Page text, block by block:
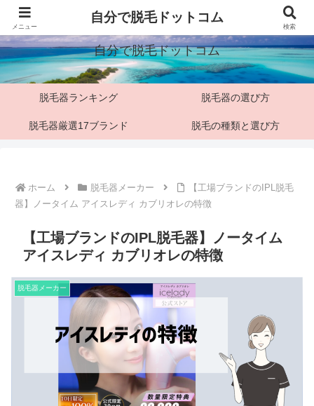
「脱毛マニア」僕の脱毛検証ブログ
自分で脱毛ドットコム
脱毛器ランキング 脱毛器の選び方
脱毛器厳選17ブランド 脱毛の種類と選び方
ホーム 脱毛器メーカー
【工場ブランドのIPL脱毛
器】ノータイム アイスレディ カブリオレの特徴
【工場ブランドのIPL脱毛器】ノータイム
アイスレディ カブリオレの特徴
脱毛器メーカー
メニュー
自分で脱毛ドットコム
検索